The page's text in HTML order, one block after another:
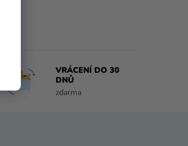
VRÁCENÍ DO 30
DNŮ
zdarma